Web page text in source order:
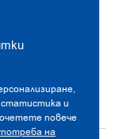
статистика и
повече
на